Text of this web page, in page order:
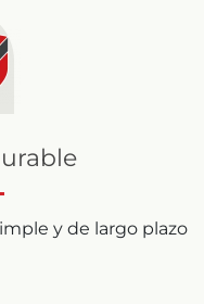
y de largo plazo